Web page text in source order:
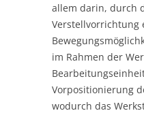
allem darin, durch
Verstellvorrichtung
im Rahmen der
Vorpositionierung
wodurch das